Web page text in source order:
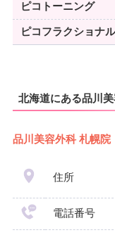
ピコトーニング
ピコフラクショナル
北海道にある品川
品川美容外科 札幌院
住所
電話番号